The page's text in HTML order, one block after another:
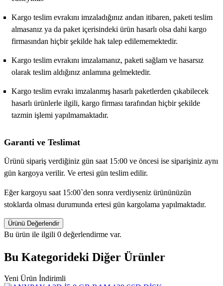
Kargo teslim evrakını imzaladığınız andan itibaren, paketi teslim
almasanız ya da paket içerisindeki ürün hasarlı olsa dahi kargo
firmasından hiçbir şekilde hak talep edilememektedir.
Kargo teslim evrakını imzalamanız, paketi sağlam ve hasarsız
olarak teslim aldığınız anlamına gelmektedir.
Kargo teslim evrakı imzalanmış hasarlı paketlerden çıkabilecek
hasarlı ürünlerle ilgili, kargo firması tarafından hiçbir şekilde
tazmin işlemi yapılmamaktadır.
Garanti ve Teslimat
Ürünü sipariş verdiğiniz gün saat 15:00 ve öncesi ise siparişiniz aynı
gün kargoya verilir. Ve ertesi gün teslim edilir.
Eğer kargoyu saat 15:00`den sonra verdiyseniz ürününüzün
stoklarda olması durumunda ertesi gün kargolama yapılmaktadır.
Ürünü Değerlendir
Bu ürün ile ilgili 0 değerlendirme var.
Bu Kategorideki Diğer Ürünler
Yeni Ürün İndirimli